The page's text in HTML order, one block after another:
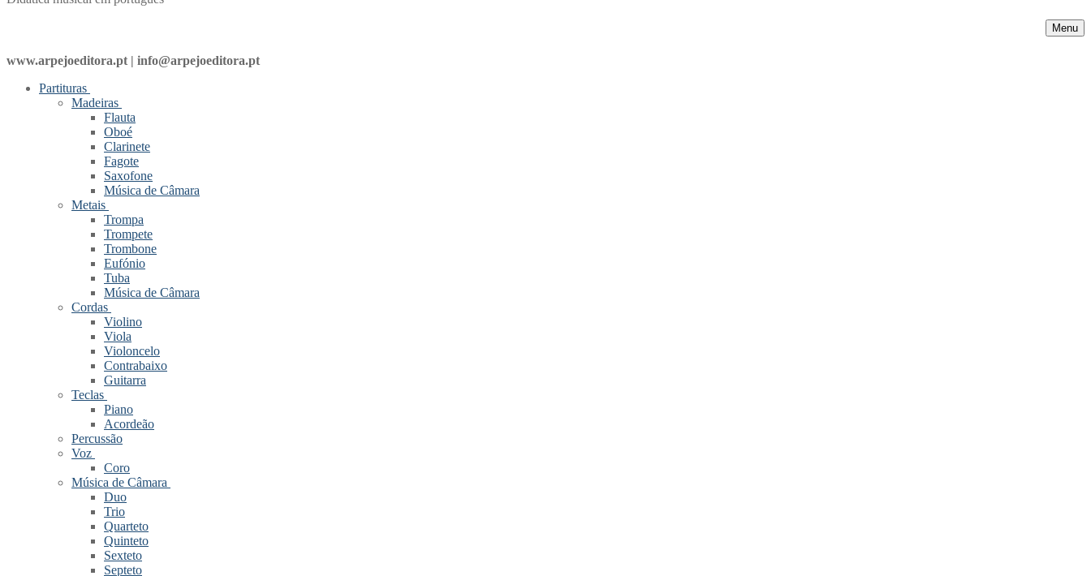
Menu
www.arpejoeditora.pt | info@arpejoeditora.pt
Partituras
Madeiras
Flauta
Oboé
Clarinete
Fagote
Saxofone
Música de Câmara
Metais
Trompa
Trompete
Trombone
Eufónio
Tuba
Música de Câmara
Cordas
Violino
Viola
Violoncelo
Contrabaixo
Guitarra
Teclas
Piano
Acordeão
Percussão
Voz
Coro
Música de Câmara
Duo
Trio
Quarteto
Quinteto
Sexteto
Septeto